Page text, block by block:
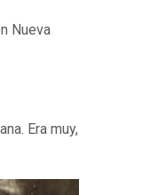
Nueva
Era muy,